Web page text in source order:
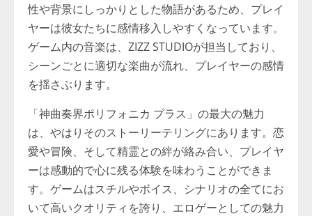
性や背景にしっかりとした物語があるため、プレイ
ヤーは彼女たちに感情移入しやすくなっています。
ゲーム内の音楽は、ZIZZ STUDIOが担当しており、
シーンごとに適切な楽曲が流れ、プレイヤーの感情
を揺さぶります。
「神曲奏界ポリフォニカ プラス」の最大の魅力
は、やはりそのストーリーテリングにあります。恋
愛や冒険、そして精霊との絆が絡み合い、プレイヤ
ーは感動的で心に残る体験を味わうことができま
す。ゲームはスチルやボイス、シナリオの全てにお
いて高いクオリティを誇り、エロゲーとしての魅力